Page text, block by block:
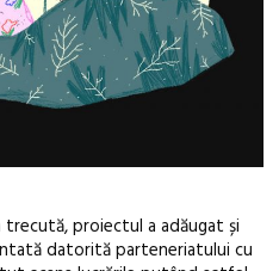
trecută, proiectul a adăugat și
datorită parteneriatului cu